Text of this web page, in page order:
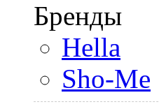
Бренды
Hella
Sho-Me